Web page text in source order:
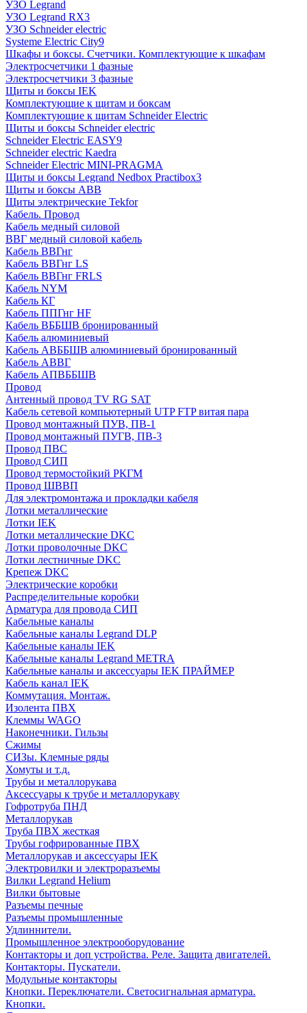
УЗО Legrand
УЗО Legrand RX3
УЗО Schneider electric
Systeme Electric City9
Шкафы и боксы. Счетчики. Комплектующие к шкафам
Электросчетчики 1 фазные
Электросчетчики 3 фазные
Щиты и боксы IEK
Комплектующие к щитам и боксам
Комплектующие к щитам Schneider Electric
Щиты и боксы Schneider electric
Schneider Electric EASY9
Schneider electric Kaedra
Schneider Electric MINI-PRAGMA
Щиты и боксы Legrand Nedbox Practibox3
Щиты и боксы ABB
Щиты электрические Tekfor
Кабель. Провод
Кабель медный силовой
ВВГ медный силовой кабель
Кабель ВВГнг
Кабель ВВГнг LS
Кабель ВВГнг FRLS
Кабель NYM
Кабель КГ
Кабель ППГнг HF
Кабель ВББШВ бронированный
Кабель алюминиевый
Кабель АВББШВ алюминиевый бронированный
Кабель АВВГ
Кабель АПВББШВ
Провод
Антенный провод TV RG SAT
Кабель сетевой компьютерный UTP FTP витая пара
Провод монтажный ПУВ, ПВ-1
Провод монтажный ПУГВ, ПВ-3
Провод ПВС
Провод СИП
Провод термостойкий РКГМ
Провод ШВВП
Для электромонтажа и прокладки кабеля
Лотки металлические
Лотки IEK
Лотки металлические DKC
Лотки проволочные DKC
Лотки лестничные DKC
Крепеж DKC
Электрические коробки
Распределительные коробки
Арматура для провода СИП
Кабельные каналы
Кабельные каналы Legrand DLP
Кабельные каналы IEK
Кабельные каналы Legrand METRA
Кабельные каналы и аксессуары IEK ПРАЙМЕР
Кабель канал IEK
Коммутация. Монтаж.
Изолента ПВХ
Клеммы WAGO
Наконечники. Гильзы
Сжимы
СИЗы. Клемные ряды
Хомуты и т.д.
Трубы и металлорукава
Аксессуары к трубе и металлорукаву
Гофротруба ПНД
Металлорукав
Труба ПВХ жесткая
Трубы гофрированные ПВХ
Металлорукав и аксессуары IEK
Электровилки и электроразъемы
Вилки Legrand Helium
Вилки бытовые
Разъемы печные
Разъемы промышленные
Удлиннители.
Промышленное электрооборудование
Контакторы и доп устройства. Реле. Защита двигателей.
Контакторы. Пускатели.
Модульные контакторы
Кнопки. Переключатели. Светосигнальная арматура.
Кнопки.